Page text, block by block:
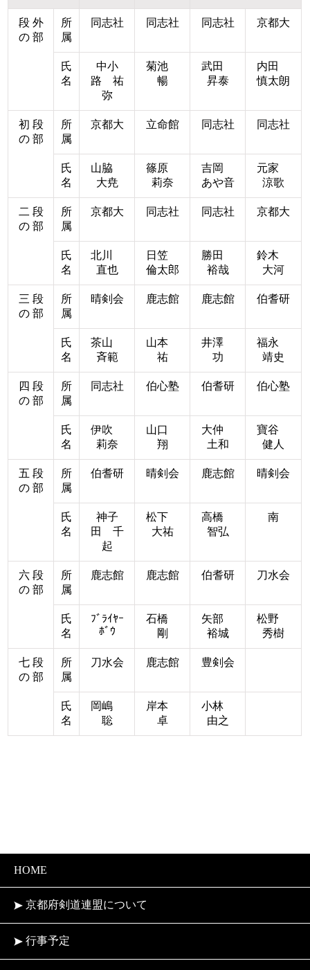
段 外
の 部
所
属
同志社 同志社 同志社 京都大
氏
名
中小
路 祐
弥
菊池
暢
武田
昇泰
内田
慎太朗
初 段
の 部
所
属
京都大 立命館 同志社 同志社
氏
名
山脇
大尭
篠原
莉奈
吉岡
あや音
元家
涼歌
二 段
の 部
所
属
京都大 同志社 同志社 京都大
氏
名
北川
直也
日笠
倫太郎
勝田
裕哉
鈴木
大河
三 段
の 部
所
属
晴剣会 鹿志館 鹿志館 伯耆研
氏
名
茶山
斉範
山本
祐
井澤
功
福永
靖史
四 段
の 部
所
属
同志社 伯心塾 伯耆研 伯心塾
氏
名
伊吹
莉奈
山口
翔
大仲
土和
寶谷
健人
五 段
の 部
所
属
伯耆研 晴剣会 鹿志館 晴剣会
氏
名
神子
田 千
起
松下
大祐
高橋
智弘
南
六 段
の 部
所
属
鹿志館 鹿志館 伯耆研 刀水会
氏
名
ﾌﾞﾗｲﾔｰ
ﾎﾞｳ
石橋
剛
矢部
裕城
松野
秀樹
七 段
の 部
所
属
刀水会 鹿志館 豊剣会
氏
名
岡嶋
聡
岸本
卓
小林
由之
HOME
京都府剣道連盟について
行事予定